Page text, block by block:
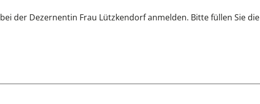
bei der Dezernentin Frau Lützkendorf anmelden. Bitte füllen Sie die